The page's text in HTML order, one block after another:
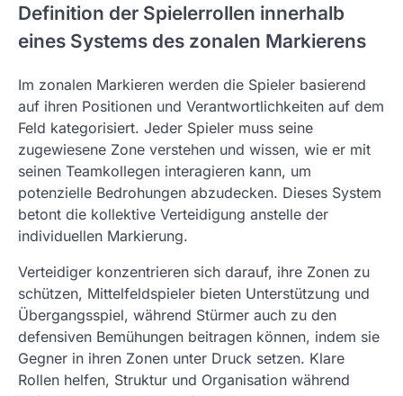
Definition der Spielerrollen innerhalb
eines Systems des zonalen Markierens
Im zonalen Markieren werden die Spieler basierend
auf ihren Positionen und Verantwortlichkeiten auf dem
Feld kategorisiert. Jeder Spieler muss seine
zugewiesene Zone verstehen und wissen, wie er mit
seinen Teamkollegen interagieren kann, um
potenzielle Bedrohungen abzudecken. Dieses System
betont die kollektive Verteidigung anstelle der
individuellen Markierung.
Verteidiger konzentrieren sich darauf, ihre Zonen zu
schützen, Mittelfeldspieler bieten Unterstützung und
Übergangsspiel, während Stürmer auch zu den
defensiven Bemühungen beitragen können, indem sie
Gegner in ihren Zonen unter Druck setzen. Klare
Rollen helfen, Struktur und Organisation während